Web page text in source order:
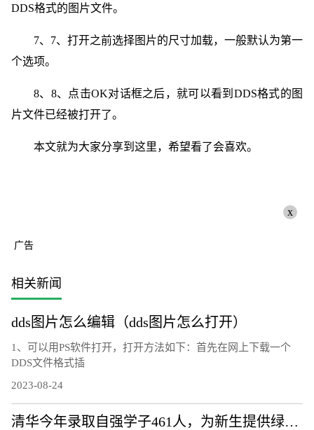
DDS格式的图片文件。
7、7、打开之前选择图片的尺寸加载，一般默认为第一
个选项。
8、8、点击OK对话框之后，就可以看到DDS格式的图
片文件已经被打开了。
本文就为大家分享到这里，希望看了会喜欢。
x
广告
相关新闻
dds图片怎么编辑（dds图片怎么打开）
1、可以用PS软件打开，打开方法如下：首先在网上下载一个
DDS文件格式插
2023-08-24
清华今年录取自强学子461人，为新生提供绿色通道爱心纪念封